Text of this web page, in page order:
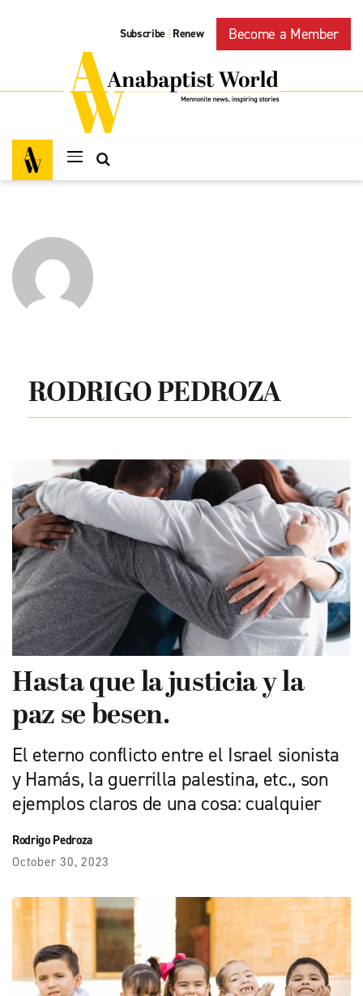
Subscribe | Renew Become a Member
RODRIGO PEDROZA
Hasta que la justicia y la
paz se besen.
El eterno conflicto entre el Israel sionista
y Hamás, la guerrilla palestina, etc., son
ejemplos claros de una cosa: cualquier
Rodrigo Pedroza
October 30, 2023